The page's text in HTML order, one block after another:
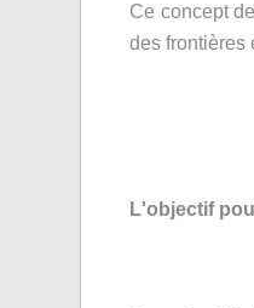
Ce concept
des frontières
L'objectif